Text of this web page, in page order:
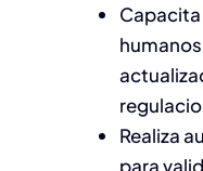
Realiza
para